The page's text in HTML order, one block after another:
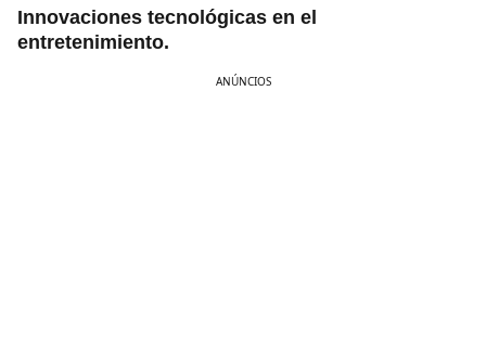
Innovaciones tecnológicas en el
entretenimiento.
ANÚNCIOS